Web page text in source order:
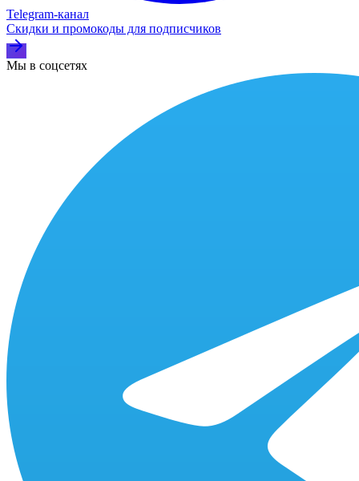
Telegram‑канал
Скидки и промокоды для подписчиков
Мы в соцсетях